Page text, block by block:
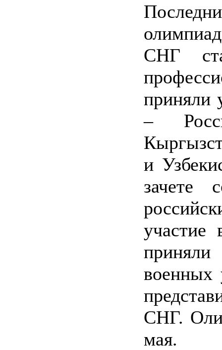
СНГ
приняли
–
и
зачете
участие
военных
СНГ.
мая.